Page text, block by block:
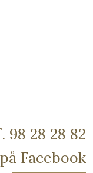
98 28 28 82​
Facebook